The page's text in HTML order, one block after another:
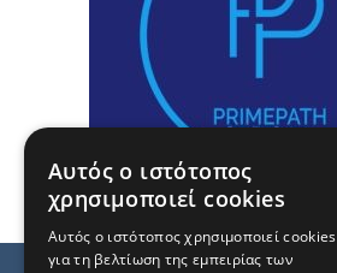
Αυτός ο ιστότοπος
χρησιμοποιεί cookies
Αυτός ο ιστότοπος χρησιμοποιεί cookies
για τη βελτίωση της εμπειρίας των